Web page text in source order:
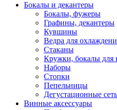
Бокалы и декантеры
Бокалы, фужеры
Графины, декантеры
Кувшины
Ведра для
Стаканы
Кружки, бокалы для
Наборы
Стопки
Пепельницы
Дегустационные
Винные аксессуары